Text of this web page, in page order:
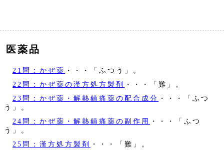
医薬品
21問：かぜ薬 ・・・「ふつう」。
22問：かぜ薬の漢方処方製剤
・・・「難」。
23問：かぜ薬・解熱鎮痛薬の配合成分 ・・・「ふつ
う」。
24問：かぜ薬・解熱鎮痛薬の副作用
・・・「ふつ
う」。
25問：漢方処方製剤
・・・「難」。